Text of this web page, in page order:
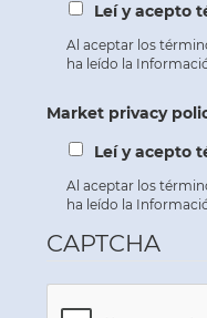
Leí y acepto
Al aceptar los
ha leído la
Market privacy
Leí y acepto
Al aceptar los
ha leído la
CAPTCHA